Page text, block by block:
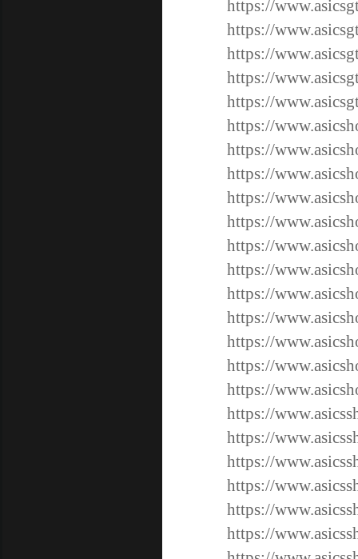
https://
https://
https://
https://
https://
https://
https://
https://
https://
https://
https://
https://
https://
https://
https://
https://
https://
https://
https://
https://
https://
https://
https://